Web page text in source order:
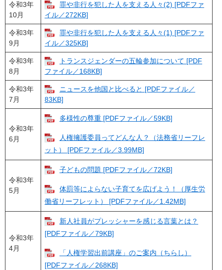
令和3年
10月
罪や非行を犯した人を支える人々(2) [PDFファ
イル／272KB]
令和3年
9月
罪や非行を犯した人を支える人々(1) [PDFファ
イル／325KB]
令和3年
8月
トランスジェンダーの五輪参加について [PDF
ファイル／168KB]
令和3年
7月
ニュースを他国と比べると [PDFファイル／
83KB]
令和3年
6月
多様性の尊重 [PDFファイル／59KB]
人権擁護委員ってどんな人？（法務省リーフレ
ット） [PDFファイル／3.99MB]
令和3年
5月
子どもの問題 [PDFファイル／72KB]
体罰等によらない子育てを広げよう！（厚生労
働省リーフレット） [PDFファイル／1.42MB]
令和3年
4月
新人社員がプレッシャーを感じる言葉とは？
[PDFファイル／79KB]
「人権学習出前講座」のご案内（ちらし）
[PDFファイル／268KB]